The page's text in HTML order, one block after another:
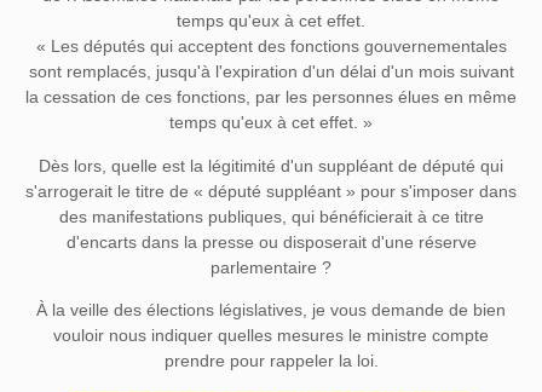
temps qu'eux à cet effet.
« Les députés qui acceptent des fonctions gouvernementales
sont remplacés, jusqu'à l'expiration d'un délai d'un mois suivant
la cessation de ces fonctions, par les personnes élues en même
temps qu'eux à cet effet. »
Dès lors, quelle est la légitimité d'un suppléant de député qui
s'arrogerait le titre de « député suppléant » pour s'imposer dans
des manifestations publiques, qui bénéficierait à ce titre
d'encarts dans la presse ou disposerait d'une réserve
parlementaire ?
À la veille des élections législatives, je vous demande de bien
vouloir nous indiquer quelles mesures le ministre compte
prendre pour rappeler la loi.